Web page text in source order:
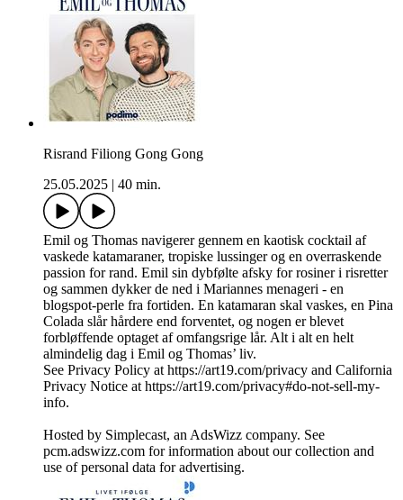
Risrand Filiong Gong Gong
25.05.2025
40 min.
Emil og Thomas navigerer gennem en kaotisk cocktail af
vaskede katamaraner, tropiske lussinger og en overraskende
passion for rand. Emil sin dybfølte afsky for rosiner i risretter
og sammen dykker de ned i Mariannes menageri - en
blogspot-perle fra fortiden. En katamaran skal vaskes, en Pina
Colada slår hårdere end forventet, og nogen er blevet
forbløffende optaget af omfangsrige lår. Alt i alt en helt
almindelig dag i Emil og Thomas’ liv.
See Privacy Policy at https://art19.com/privacy and California
Privacy Notice at https://art19.com/privacy#do-not-sell-my-
info.
Hosted by Simplecast, an AdsWizz company. See
pcm.adswizz.com for information about our collection and
use of personal data for advertising.